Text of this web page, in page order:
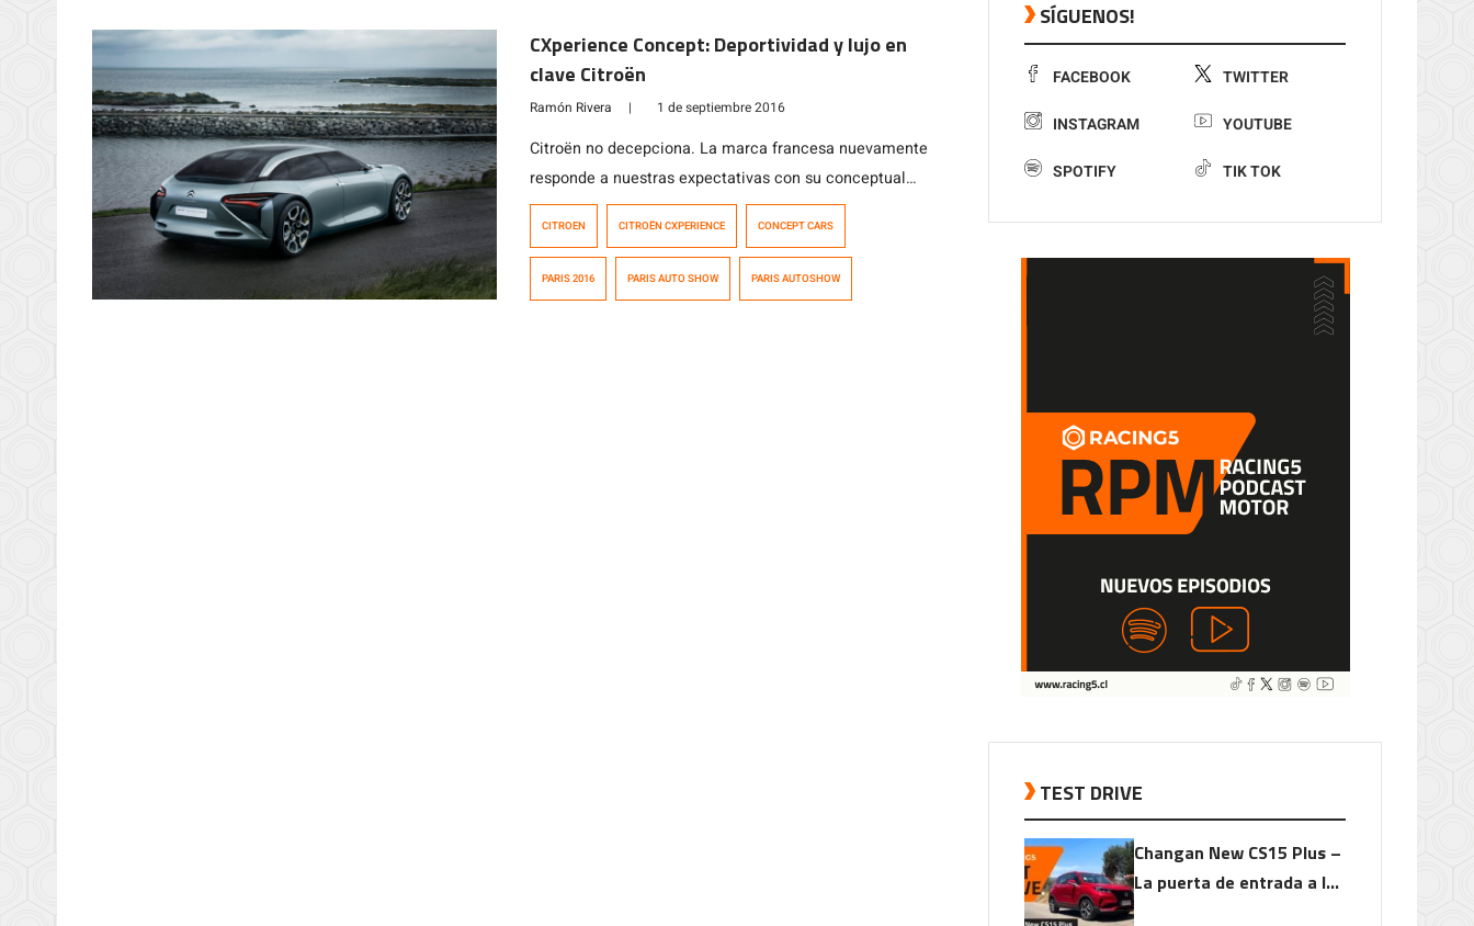
CXperience Concept: Deportividad y lujo en
clave Citroën
Ramón Rivera | 1 de septiembre 2016
Citroën no decepciona. La marca francesa nuevamente
responde a nuestras expectativas con su conceptual
CXperience, de diseño vanguardista y guiños retro. Su
recientemente por las marcas de lujo alemanas. El
CITROEN CITROËN CXPERIENCE CONCEPT CARS
PARIS 2016 PARIS AUTO SHOW PARIS AUTOSHOW
SÍGUENOS!
FACEBOOK TWITTER
INSTAGRAM YOUTUBE
SPOTIFY TIK TOK
TEST DRIVE
Changan New CS15 Plus –
La puerta de entrada a la